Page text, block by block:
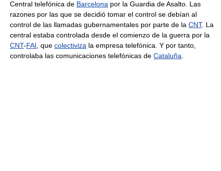
Central telefónica de Barcelona por la Guardia de Asalto. Las
razones por las que se decidió tomar el control se debían al
control de las llamadas gubernamentales por parte de la CNT. La
central estaba controlada desde el comienzo de la guerra por la
CNT-FAI , que colectiviza la empresa telefónica. Y por tanto,
controlaba las comunicaciones telefónicas de Cataluña